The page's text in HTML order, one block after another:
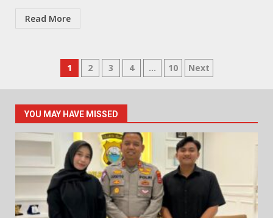
Read More
Navigasi
pos
1 2 3 4 … 10 Next
YOU MAY HAVE MISSED